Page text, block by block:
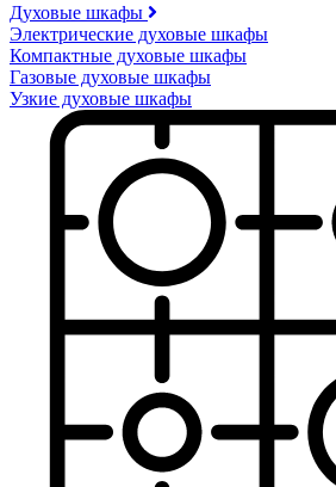
Духовые шкафы
Электрические духовые шкафы
Компактные духовые шкафы
Газовые духовые шкафы
Узкие духовые шкафы